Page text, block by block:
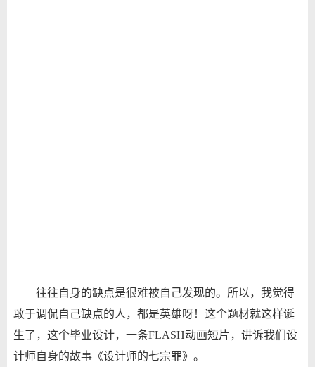
往往自身的缺点是很难被自己发现的。所以，我觉得
敢于调侃自己缺点的人，都是英雄呀！这个题材就这样诞
生了，这个毕业设计，一条FLASH动画短片，讲诉我们设
计师自身的故事《设计师的七宗罪》。